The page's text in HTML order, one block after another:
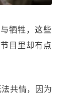
牺牲，这些
目里却有点
共情，因为